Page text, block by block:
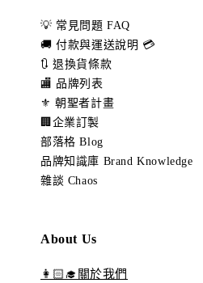
💡 常見問題 FAQ
🚚 付款與運送說明 💳
🔃 退換貨條款
🏬 品牌列表
⚜️ 朝聖者計畫
🏢企業訂製
部落格 Blog
品牌知識庫 Brand Knowledge
雜談 Chaos
About Us
👩🏻‍🎓關於我們